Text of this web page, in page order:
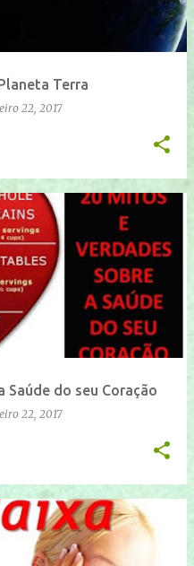
Terra
22, 2017
Saúde do seu Coração
22, 2017